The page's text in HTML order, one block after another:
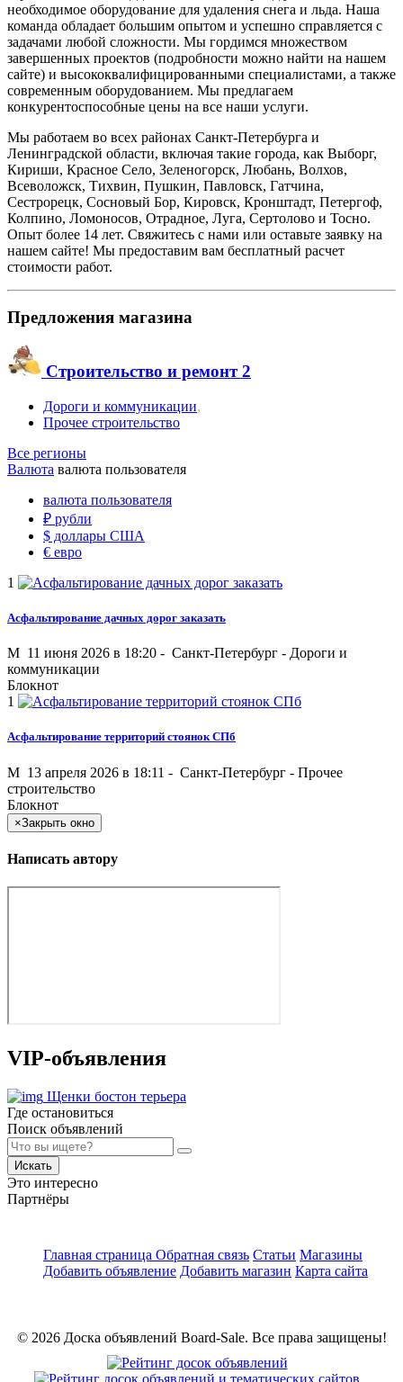
необходимое оборудование для удаления снега и льда. Наша
команда обладает большим опытом и успешно справляется с
задачами любой сложности. Мы гордимся множеством
завершенных проектов (подробности можно найти на нашем
сайте) и высококвалифицированными специалистами, а также
современным оборудованием. Мы предлагаем
конкурентоспособные цены на все наши услуги.
Мы работаем во всех районах Санкт-Петербурга и
Ленинградской области, включая такие города, как Выборг,
Кириши, Красное Село, Зеленогорск, Любань, Волхов,
Всеволожск, Тихвин, Пушкин, Павловск, Гатчина,
Сестрорецк, Сосновый Бор, Кировск, Кронштадт, Петергоф,
Колпино, Ломоносов, Отрадное, Луга, Сертолово и Тосно.
Опыт более 14 лет. Свяжитесь с нами или оставьте заявку на
нашем сайте! Мы предоставим вам бесплатный расчет
стоимости работ.
Предложения магазина
Строительство и ремонт2
Дороги и коммуникации,
Прочее строительство
Все регионы
Валюта валюта пользователя
валюта пользователя
₽ рубли
$ доллары США
€ евро
1
Асфальтирование дачных дорог заказать
M 11 июня 2026 в 18:20 - Санкт-Петербург - Дороги и
коммуникации
Блокнот
1
Асфальтирование территорий стоянок СПб
M 13 апреля 2026 в 18:11 - Санкт-Петербург - Прочее
строительство
Блокнот
×Закрыть окно
Написать автору
VIP-объявления
Щенки бостон терьера
Где остановиться
Поиск объявлений
Искать
Это интересно
Партнёры
Главная страница Обратная связь Статьи Магазины
Добавить объявление Добавить магазин Карта сайта
© 2026 Доска объявлений Board-Sale. Все права защищены!